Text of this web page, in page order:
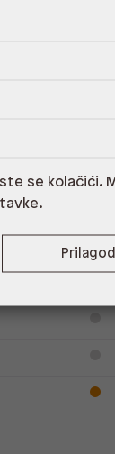
se kolačići.